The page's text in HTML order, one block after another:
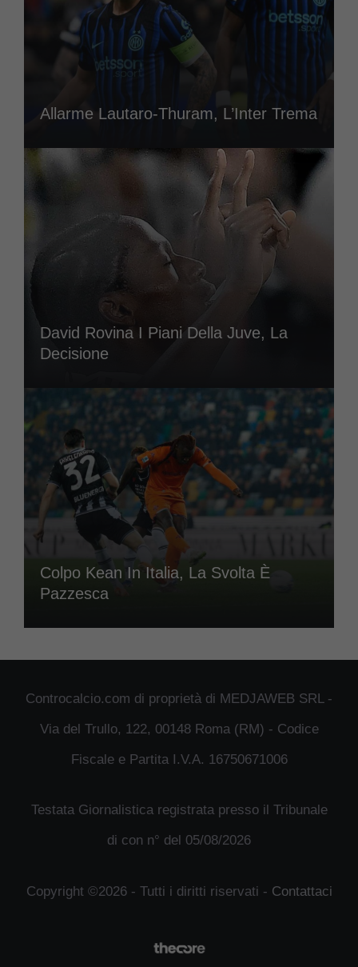
Allarme Lautaro-Thuram, L’Inter Trema
David Rovina I Piani Della Juve, La
Decisione
Colpo Kean In Italia, La Svolta È
Pazzesca
Controcalcio.com di proprietà di MEDJAWEB SRL -
Via del Trullo, 122, 00148 Roma (RM) - Codice
Fiscale e Partita I.V.A. 16750671006
Testata Giornalistica registrata presso il Tribunale
di con n° del 05/08/2026
Copyright ©2026 - Tutti i diritti riservati - Contattaci